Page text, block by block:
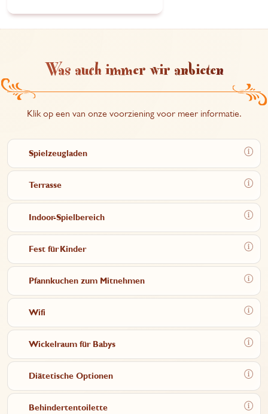
Buchen Sie über Happen en
Was auch immer wir anbieten
Klik op een van onze voorziening voor meer informatie.
Spielzeugladen
Terrasse
Indoor-Spielbereich
Fest für Kinder
Pfannkuchen zum Mitnehmen
Wifi
Wickelraum für Babys
Diätetische Optionen
Behindertentoilette